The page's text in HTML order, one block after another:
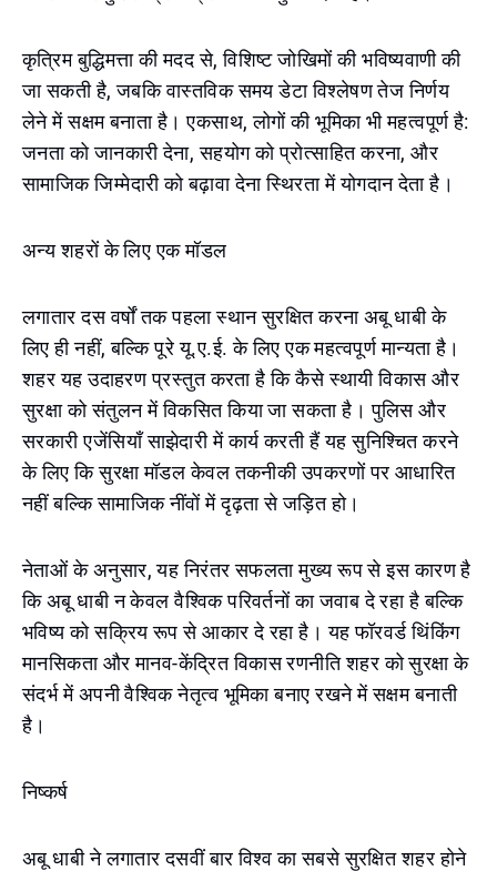
कृत्रिम बुद्धिमत्ता की मदद से, विशिष्ट जोखिमों की भविष्यवाणी की
जा सकती है, जबकि वास्तविक समय डेटा विश्लेषण तेज निर्णय
लेने में सक्षम बनाता है। एकसाथ, लोगों की भूमिका भी महत्वपूर्ण है:
जनता को जानकारी देना, सहयोग को प्रोत्साहित करना, और
सामाजिक जिम्मेदारी को बढ़ावा देना स्थिरता में योगदान देता है।
अन्य शहरों के लिए एक मॉडल
लगातार दस वर्षों तक पहला स्थान सुरक्षित करना अबू धाबी के
लिए ही नहीं, बल्कि पूरे यू.ए.ई. के लिए एक महत्वपूर्ण मान्यता है।
शहर यह उदाहरण प्रस्तुत करता है कि कैसे स्थायी विकास और
सुरक्षा को संतुलन में विकसित किया जा सकता है। पुलिस और
सरकारी एजेंसियाँ साझेदारी में कार्य करती हैं यह सुनिश्चित करने
के लिए कि सुरक्षा मॉडल केवल तकनीकी उपकरणों पर आधारित
नहीं बल्कि सामाजिक नींवों में दृढ़ता से जड़ित हो।
नेताओं के अनुसार, यह निरंतर सफलता मुख्य रूप से इस कारण है
कि अबू धाबी न केवल वैश्विक परिवर्तनों का जवाब दे रहा है बल्कि
भविष्य को सक्रिय रूप से आकार दे रहा है। यह फॉरवर्ड थिंकिंग
मानसिकता और मानव-केंद्रित विकास रणनीति शहर को सुरक्षा के
संदर्भ में अपनी वैश्विक नेतृत्व भूमिका बनाए रखने में सक्षम बनाती
है।
निष्कर्ष
अबू धाबी ने लगातार दसवीं बार विश्व का सबसे सुरक्षित शहर होने